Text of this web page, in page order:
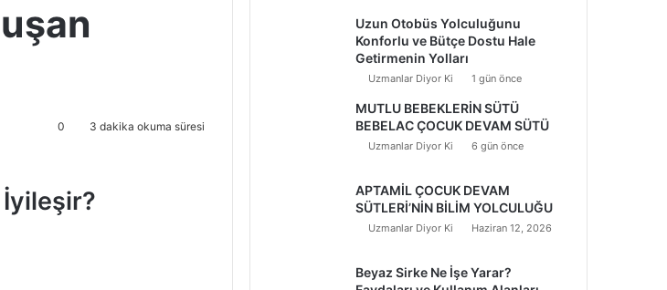
0 3 dakika okuma süresi
Uzun Otobüs Yolculuğunu
Konforlu ve Bütçe Dostu Hale
Getirmenin Yolları
Uzmanlar Diyor Ki 1 gün önce
MUTLU BEBEKLERİN SÜTÜ
BEBELAC ÇOCUK DEVAM SÜTÜ
Uzmanlar Diyor Ki 6 gün önce
APTAMİL ÇOCUK DEVAM
SÜTLERİ’NİN BİLİM YOLCULUĞU
Uzmanlar Diyor Ki Haziran 12, 2026
Beyaz Sirke Ne İşe Yarar?